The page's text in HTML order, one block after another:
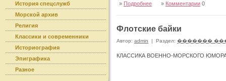
История спецслужб
Морской архив
Религия
Классики и современники
Историография
Эпиграфика
Разное
» Подробнее » Комментарии 0
Флотские байки
Автор: admin | Раздел: �������
КЛАССИКА ВОЕННО-МОРСКОГО